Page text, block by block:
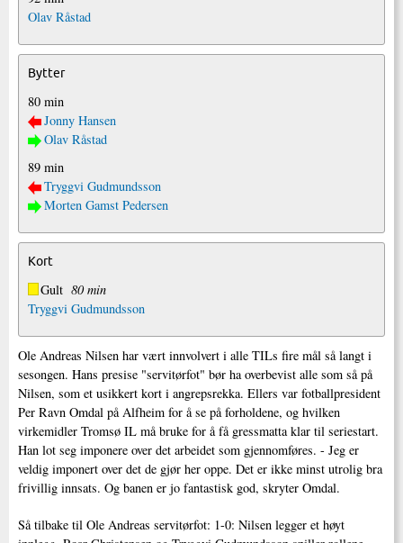
Olav Råstad
Bytter
80 min
Jonny Hansen
Olav Råstad
89 min
Tryggvi Gudmundsson
Morten Gamst Pedersen
Kort
Gult 80 min
Tryggvi Gudmundsson
Ole Andreas Nilsen har vært innvolvert i alle TILs fire mål så langt i
sesongen. Hans presise "servitørfot" bør ha overbevist alle som så på
Nilsen, som et usikkert kort i angrepsrekka. Ellers var fotballpresident
Per Ravn Omdal på Alfheim for å se på forholdene, og hvilken
virkemidler Tromsø IL må bruke for å få gressmatta klar til seriestart.
Han lot seg imponere over det arbeidet som gjennomføres. - Jeg er
veldig imponert over det de gjør her oppe. Det er ikke minst utrolig bra
frivillig innsats. Og banen er jo fantastisk god, skryter Omdal.
Så tilbake til Ole Andreas servitørfot: 1-0: Nilsen legger et høyt